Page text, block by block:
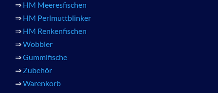
⇒ HM Meeresfischen
⇒ HM Perlmuttblinker
⇒ HM Renkenfischen
⇒Wobbler
⇒Gummifische
⇒ Zubehör
⇒Warenkorb